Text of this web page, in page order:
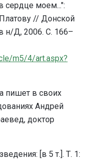
сердце моем...":
// Донской
н/Д, 2006. С. 166–
m5/4/art.aspx?
пишет в своих
Андрей
доктор
[в 5 т.]. Т. 1: